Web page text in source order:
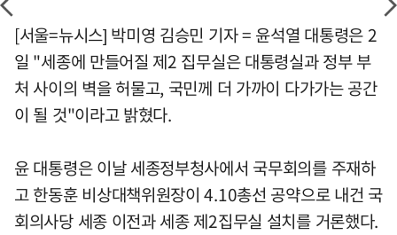
[서울=뉴시스] 박미영 김승민 기자 = 윤석열 대통령은 2
일 "세종에 만들어질 제2 집무실은 대통령실과 정부 부
처 사이의 벽을 허물고, 국민께 더 가까이 다가가는 공간
이 될 것"이라고 밝혔다.
윤 대통령은 이날 세종정부청사에서 국무회의를 주재하
고 한동훈 비상대책위원장이 4.10총선 공약으로 내건 국
회의사당 세종 이전과 세종 제2집무실 설치를 거론했다.